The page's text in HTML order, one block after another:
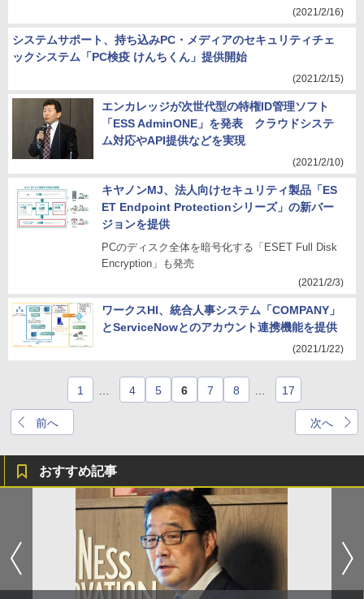
(2021/2/16)
システムサポート、持ち込みPC・メディアのセキュリティチェ
ックシステム「PC検疫 けんちくん」提供開始
(2021/2/15)
エンカレッジが次世代型の特権ID管理ソフト
「ESS AdminONE」を発表 クラウドシステ
ム対応やAPI提供などを実現
(2021/2/10)
キヤノンMJ、法人向けセキュリティ製品「ES
ET Endpoint Protectionシリーズ」の新バー
ジョンを提供
PCのディスク全体を暗号化する「ESET Full Disk
Encryption」も発売
(2021/2/3)
ワークスHI、統合人事システム「COMPANY」
とServiceNowとのアカウント連携機能を提供
(2021/1/22)
前へ
1 4 5 6 7 8 17
次へ
おすすめ記事